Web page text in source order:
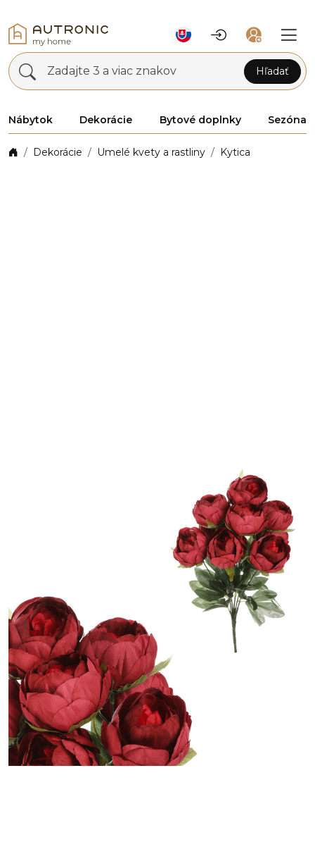
Zadajte 3 a viac znakov Hľadať
Nábytok Dekorácie Bytové doplnky Sezóna
Dekorácie Umelé kvety a rastliny Kytica